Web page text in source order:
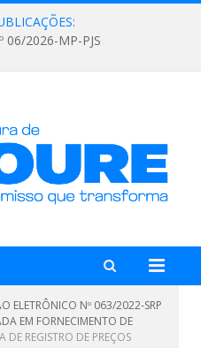
06/2026-MP-PJS
ELETRÔNICO Nº 063/2022-SRP
EM FORNECIMENTO DE
DE REGISTRO DE PREÇOS